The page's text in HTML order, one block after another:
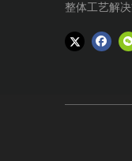
整体工艺解